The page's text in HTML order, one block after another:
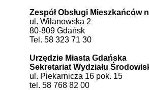
Zespół Obsługi Mieszkańców
ul. Wilanowska 2
80-809 Gdańsk
Tel. 58 323 71 30
Urzędzie Miasta Gdańska
Sekretariat Wydziału
ul. Piekarnicza 16 pok. 15
tel. 58 768 82 00